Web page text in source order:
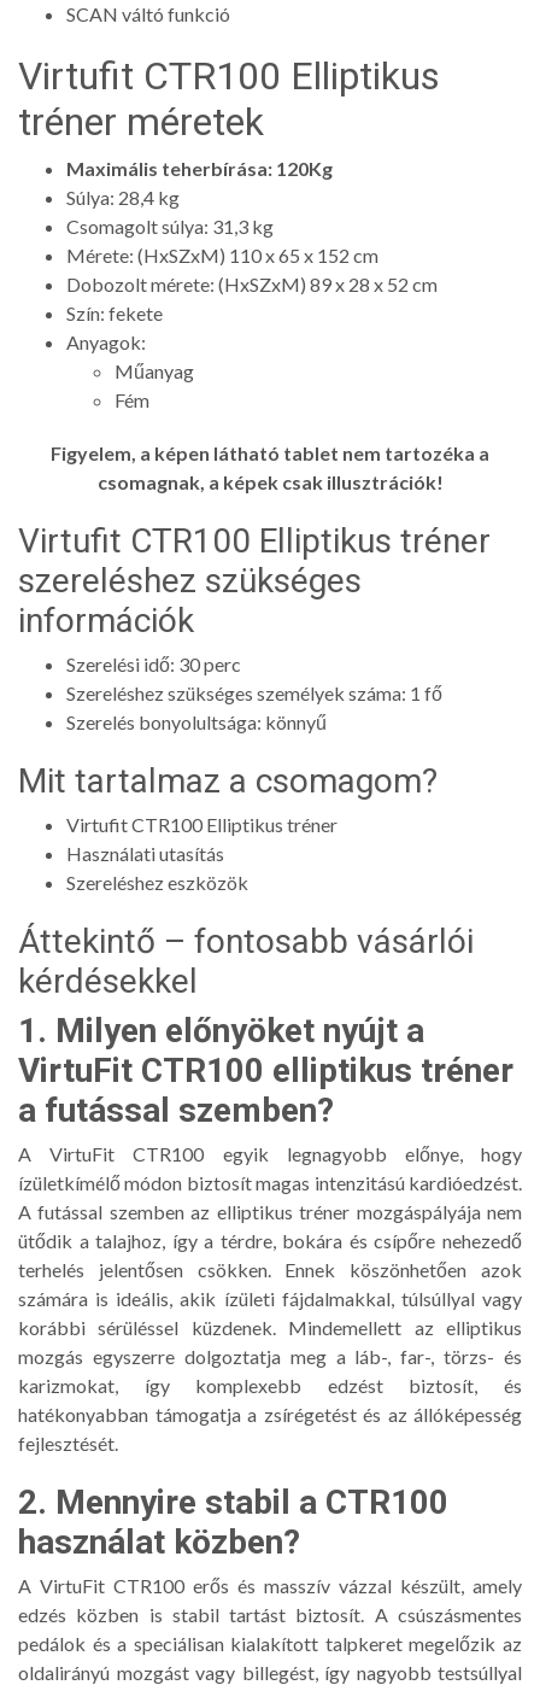
SCAN váltó funkció
Virtufit CTR100 Elliptikus
tréner méretek
Maximális teherbírása: 120Kg
Súlya: 28,4 kg
Csomagolt súlya: 31,3 kg
Mérete: (HxSZxM) 110 x 65 x 152 cm
Dobozolt mérete: (HxSZxM) 89 x 28 x 52 cm
Szín: fekete
Anyagok:
Műanyag
Fém
Figyelem, a képen látható tablet nem tartozéka a
csomagnak, a képek csak illusztrációk!
Virtufit CTR100 Elliptikus tréner
szereléshez szükséges
információk
Szerelési idő: 30 perc
Szereléshez szükséges személyek száma: 1 fő
Szerelés bonyolultsága: könnyű
Mit tartalmaz a csomagom?
Virtufit CTR100 Elliptikus tréner
Használati utasítás
Szereléshez eszközök
Áttekintő – fontosabb vásárlói
kérdésekkel
1. Milyen előnyöket nyújt a
VirtuFit CTR100 elliptikus tréner
a futással szemben?
A VirtuFit CTR100 egyik legnagyobb előnye, hogy
ízületkímélő módon biztosít magas intenzitású kardióedzést.
A futással szemben az elliptikus tréner mozgáspályája nem
ütődik a talajhoz, így a térdre, bokára és csípőre nehezedő
terhelés jelentősen csökken. Ennek köszönhetően azok
számára is ideális, akik ízületi fájdalmakkal, túlsúllyal vagy
korábbi sérüléssel küzdenek. Mindemellett az elliptikus
mozgás egyszerre dolgoztatja meg a láb-, far-, törzs- és
karizmokat, így komplexebb edzést biztosít, és
hatékonyabban támogatja a zsírégetést és az állóképesség
fejlesztését.
2. Mennyire stabil a CTR100
használat közben?
A VirtuFit CTR100 erős és masszív vázzal készült, amely
edzés közben is stabil tartást biztosít. A csúszásmentes
pedálok és a speciálisan kialakított talpkeret megelőzik az
oldalirányú mozgást vagy billegést, így nagyobb testsúllyal